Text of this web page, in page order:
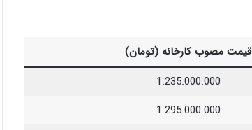
قیمت مصوب کارخانه (تومان)
1.235.000.000
1.295.000.000